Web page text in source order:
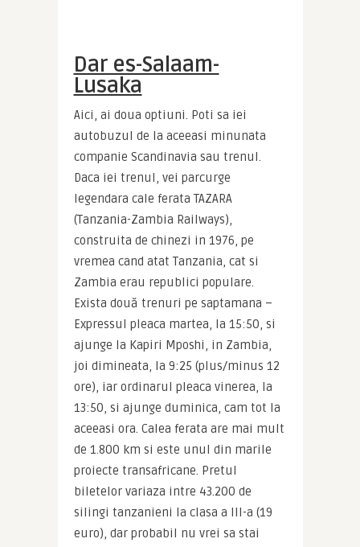
Dar es-Salaam-
Lusaka
Aici, ai doua optiuni. Poti sa iei
autobuzul de la aceeasi minunata
companie Scandinavia sau trenul.
Daca iei trenul, vei parcurge
legendara cale ferata TAZARA
(Tanzania-Zambia Railways),
construita de chinezi in 1976, pe
vremea cand atat Tanzania, cat si
Zambia erau republici populare.
Exista două trenuri pe saptamana –
Expressul pleaca martea, la 15:50, si
ajunge la Kapiri Mposhi, in Zambia,
joi dimineata, la 9:25 (plus/minus 12
ore), iar ordinarul pleaca vinerea, la
13:50, si ajunge duminica, cam tot la
aceeasi ora. Calea ferata are mai mult
de 1.800 km si este unul din marile
proiecte transafricane. Pretul
biletelor variaza intre 43.200 de
silingi tanzanieni la clasa a III-a (19
euro), dar probabil nu vrei sa stai